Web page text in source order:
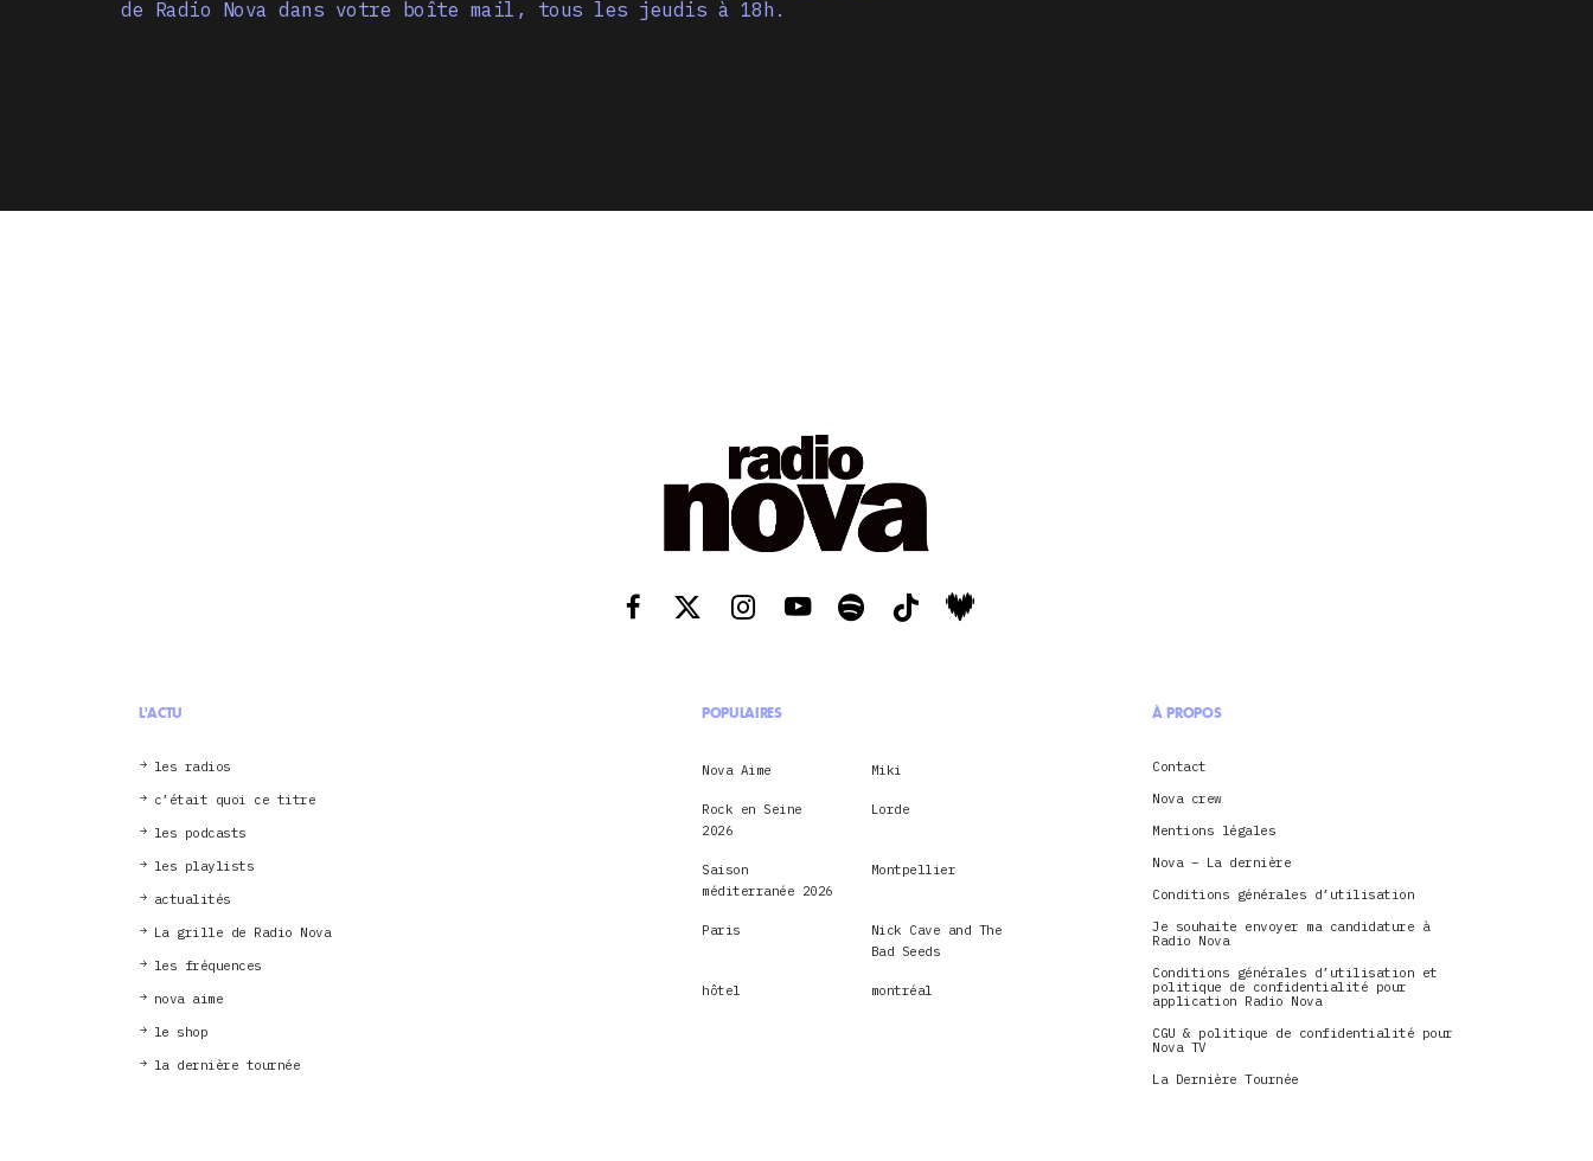
de Radio Nova dans votre boîte mail, tous les jeudis à 18h.
L'ACTU
les radios
c’était quoi ce titre
les podcasts
les playlists
actualités
La grille de Radio Nova
les fréquences
nova aime
le shop
la dernière tournée
POPULAIRES
Nova Aime Miki
Rock en Seine
2026
Lorde
Saison
méditerranée 2026
Montpellier
Paris
Nick Cave and The
Bad Seeds
hôtel montréal
À PROPOS
Contact
Nova crew
Mentions légales
Nova – La dernière
Conditions générales d’utilisation
Je souhaite envoyer ma candidature à
Radio Nova
Conditions générales d’utilisation et
politique de confidentialité pour
application Radio Nova
CGU & politique de confidentialité pour
Nova TV
La Dernière Tournée